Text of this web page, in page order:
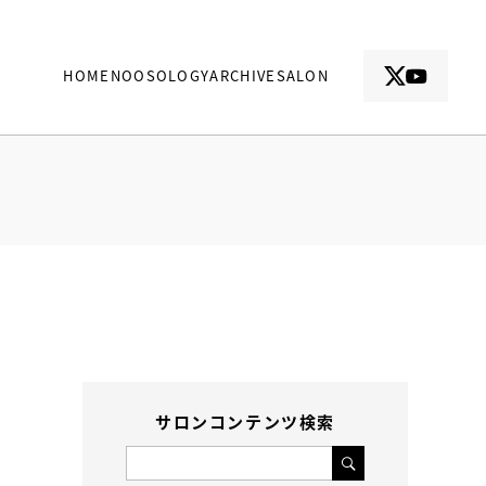
HOME NOOSOLOGYARCHIVESALON
サロンコンテンツ検索